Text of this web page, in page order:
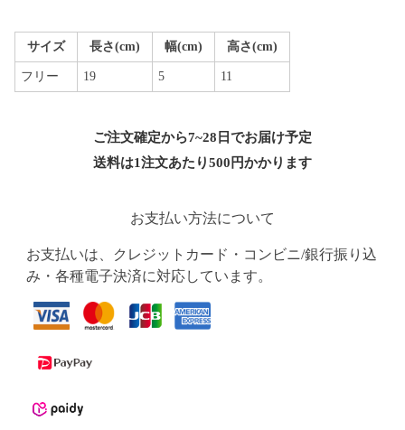
サイズ 長さ(cm) 幅(cm) 高さ(cm)
フリー 19 5 11
ご注文確定から7~28日でお届け予定
送料は1注文あたり500 円かかります
お支払い方法について
お支払いは、クレジットカード・コンビニ/銀行振り込
み・各種電子決済に対応しています。